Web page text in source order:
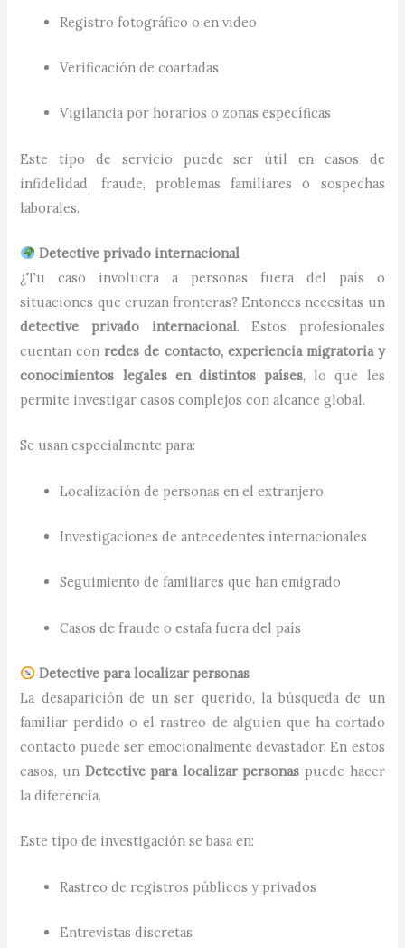
Registro fotográfico o en video
Verificación de coartadas
Vigilancia por horarios o zonas específicas
Este tipo de servicio puede ser útil en casos de
infidelidad, fraude, problemas familiares o sospechas
laborales.
Detective privado internacional
¿Tu caso involucra a personas fuera del país o
situaciones que cruzan fronteras? Entonces necesitas un
detective privado internacional. Estos profesionales
cuentan conredes de contacto, experiencia migratoria y
conocimientos legales en distintos países, lo que les
permite investigar casos complejos con alcance global.
Se usan especialmente para:
Localización de personas en el extranjero
Investigaciones de antecedentes internacionales
Seguimiento de familiares que han emigrado
Casos de fraude o estafa fuera del país
Detective para localizar personas
La desaparición de un ser querido, la búsqueda de un
familiar perdido o el rastreo de alguien que ha cortado
contacto puede ser emocionalmente devastador. En estos
casos, un Detective para localizar personas puede hacer
la diferencia.
Este tipo de investigación se basa en:
Rastreo de registros públicos y privados
Entrevistas discretas